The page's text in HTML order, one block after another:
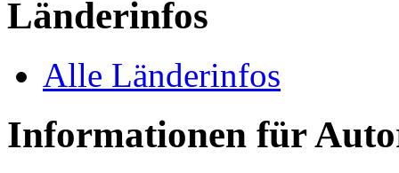
Länderinfos
Alle Länderinfos
Informationen für